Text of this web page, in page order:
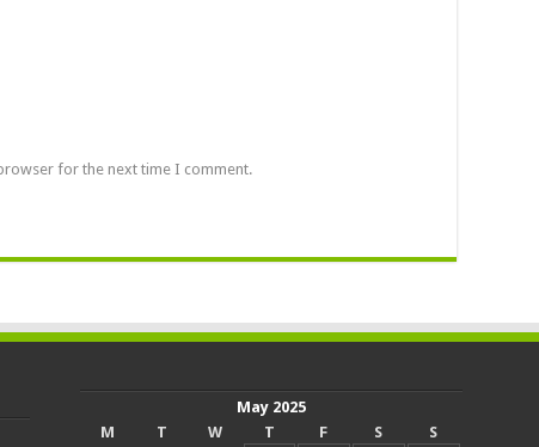
for the next time I comment.
May 2025
M
T W T F S S